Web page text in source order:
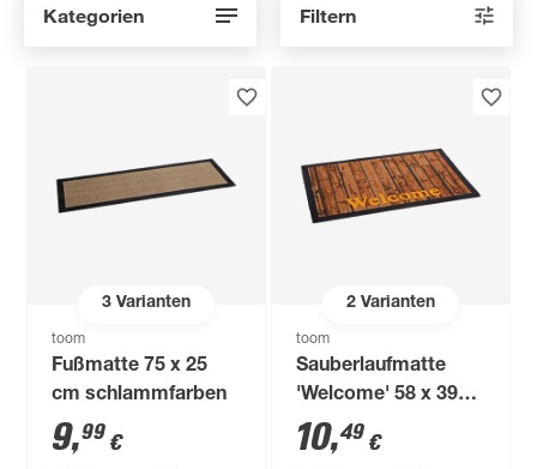
Kategorien Filtern
3Varianten
toom
Fußmatte 75 x 25
cm schlammfarben
9,99 €
2Varianten
toom
Sauberlaufmatte
'Welcome' 58 x 39
cm braun/gelb
10,49 €